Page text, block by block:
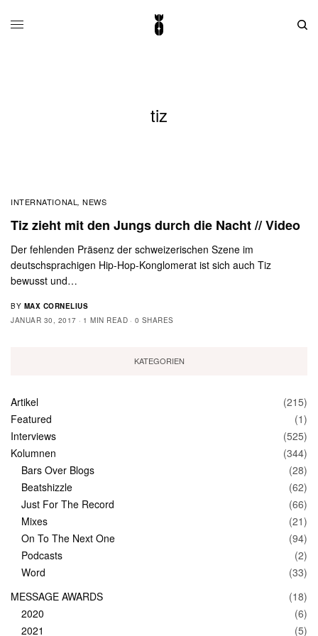
tiz
INTERNATIONAL ,NEWS
Tiz zieht mit den Jungs durch die Nacht // Video
Der fehlenden Präsenz der schweizerischen Szene im
deutschsprachigen Hip-Hop-Konglomerat ist sich auch Tiz
bewusst und…
BY MAX CORNELIUS
JANUAR 30, 2017
1 MIN READ 0 SHARES
KATEGORIEN
Artikel
(215)
Featured
(1)
Interviews
(525)
Kolumnen
(344)
Bars Over Blogs
(28)
Beatshizzle
(62)
Just For The Record
(66)
Mixes
(21)
On To The Next One
(94)
Podcasts
(2)
Word
(33)
MESSAGE AWARDS
(18)
2020
(6)
2021
(5)